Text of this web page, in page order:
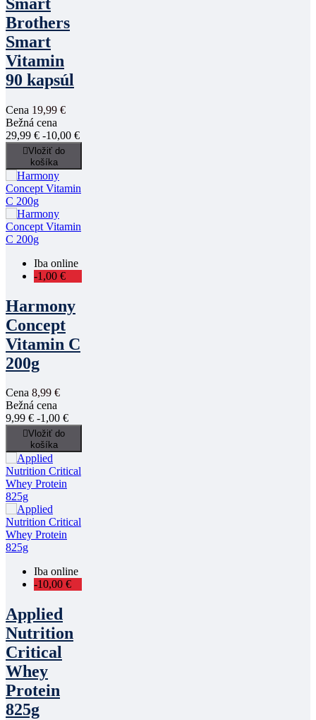
Brothers
Smart
Vitamin
90 kapsúl
Cena 19,99 €
Bežná cena
29,99 € -10,00 €
Vložiť do
košíka
Iba online
-1,00 €
Harmony
Concept
Vitamin C
200g
Cena 8,99 €
Bežná cena
9,99 € -1,00 €
Vložiť do
košíka
Iba online
-10,00 €
Applied
Nutrition
Critical
Whey
Protein
825g